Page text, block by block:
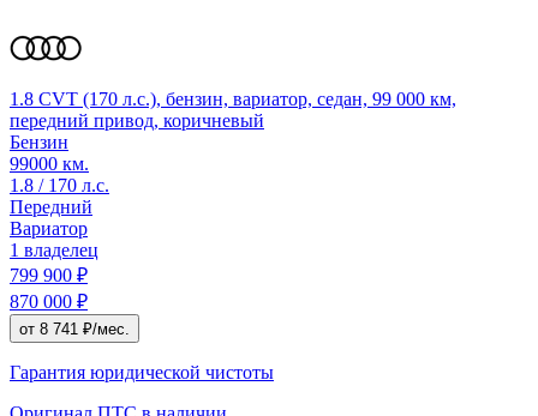
1.8 CVT (170 л.с.), бензин, вариатор, седан, 99 000 км,
передний привод, коричневый
Бензин
99000 км.
1.8 / 170 л.с.
Передний
Вариатор
1 владелец
799 900 ₽
870 000 ₽
от 8 741 ₽/мес.
Гарантия юридической чистоты